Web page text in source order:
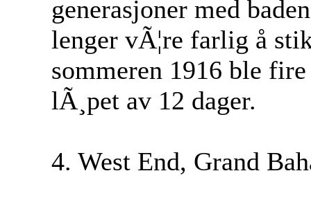
generasjoner med
lenger vÃ¦re farlig å
sommeren 1916 ble
lÃ¸pet av 12 dager.
4. West End, Grand